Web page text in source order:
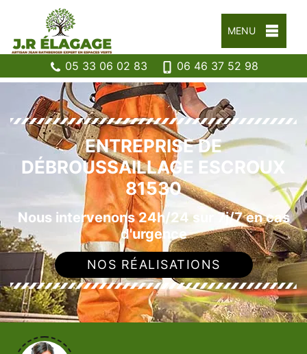
MENU
05 33 06 02 83 06 46 37 52 98
ENTREPRISE DE
DÉBROUSSAILLAGE ESCROUX
81530
Nous intervenons 24h/24 sur 7j/7 en cas
d'urgence
NOS RÉALISATIONS